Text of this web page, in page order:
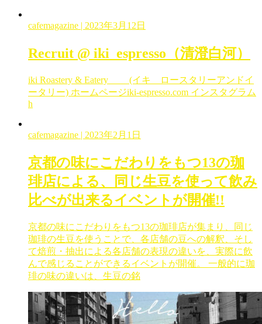
cafemagazine | 2023年3月12日
Recruit @ iki_espresso（清澄白河）
iki Roastery & Eatery (イキ ロースタリーアンドイ
ータリー) ホームページiki-espresso.com インスタグラム
h
cafemagazine | 2023年2月1日
京都の味にこだわりをもつ13の珈
琲店による、同じ生豆を使って飲み
比べが出来るイベントが開催!!
京都の味にこだわりをもつ13の珈琲店が集まり、同じ
珈琲の生豆を使うことで、各店舗の豆への解釈、そし
て焙煎・抽出による各店舗の表現の違いを、実際に飲
んで感じることができるイベントが開催。 一般的に珈
琲の味の違いは、生豆の銘